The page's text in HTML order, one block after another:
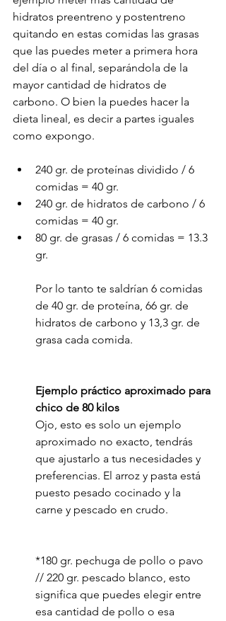
hidratos preentreno y postentreno
quitando en estas comidas las grasas
que las puedes meter a primera hora
del día o al final, separándola de la
mayor cantidad de hidratos de
carbono. O bien la puedes hacer la
dieta lineal, es decir a partes iguales
como expongo.
240 gr. de proteínas dividido / 6
comidas = 40 gr.
240 gr. de hidratos de carbono / 6
comidas = 40 gr.
80 gr. de grasas / 6 comidas = 13.3
gr.
Por lo tanto te saldrían 6 comidas
de 40 gr. de proteína, 66 gr. de
hidratos de carbono y 13,3 gr. de
grasa cada comida.
Ejemplo práctico aproximado para
chico de 80 kilos
Ojo, esto es solo un ejemplo
aproximado no exacto, tendrás
que ajustarlo a tus necesidades y
preferencias. El arroz y pasta está
puesto pesado cocinado y la
carne y pescado en crudo.
*180 gr. pechuga de pollo o pavo
// 220 gr. pescado blanco, esto
significa que puedes elegir entre
esa cantidad de pollo o esa